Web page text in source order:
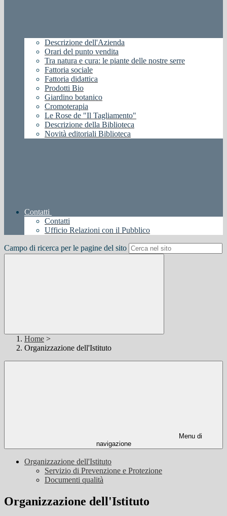
Descrizione dell'Azienda
Orari del punto vendita
Tra natura e cura: le piante delle nostre serre
Fattoria sociale
Fattoria didattica
Prodotti Bio
Giardino botanico
Cromoterapia
Le Rose de "Il Tagliamento"
Descrizione della Biblioteca
Novità editoriali Biblioteca
Contatti
Contatti
Ufficio Relazioni con il Pubblico
Campo di ricerca per le pagine del sito
Home >
Organizzazione dell'Istituto
Menu di
navigazione
Organizzazione dell'Istituto
Servizio di Prevenzione e Protezione
Documenti qualità
Organizzazione dell'Istituto